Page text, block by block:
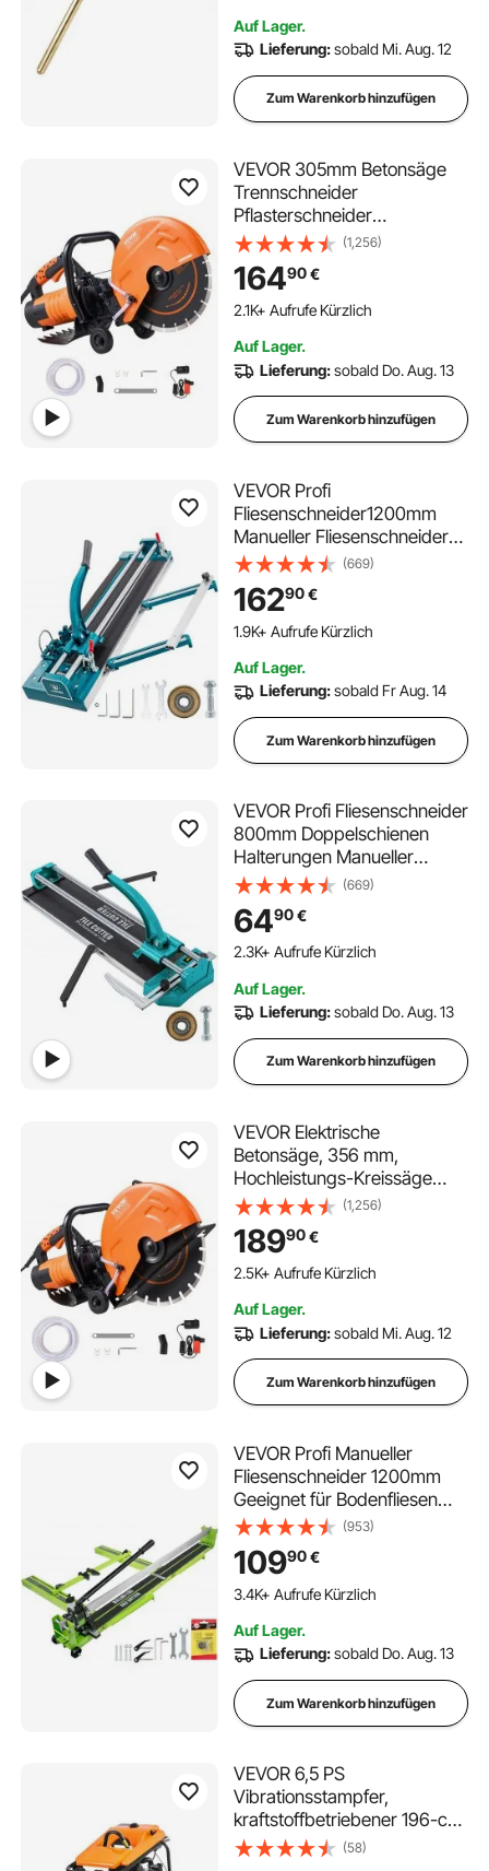
220 im Warenkorb
2.6K+ Aufrufe Kürzlich
Auf Lager.
Lieferung:sobald Mi. Aug. 12
Zum Warenkorb hinzufügen
VEVOR 305mm Betonsäge
Trennschneider
Pflasterschneider
Betonschneider 2800W
(1,256)
16490€
2.1K+ Aufrufe Kürzlich
Auf Lager.
Lieferung:sobald Do. Aug. 13
Zum Warenkorb hinzufügen
VEVOR Profi
Fliesenschneider1200mm
Manueller Fliesenschneider
3/5 Zoll Manuelle
Fliesenschneiderwerkzeuge
(669)
16290€
1.9K+ Aufrufe Kürzlich
Auf Lager.
Lieferung:sobald Fr Aug. 14
Zum Warenkorb hinzufügen
VEVOR Profi Fliesenschneider
800mm Doppelschienen
Halterungen Manueller
Fliesenschneider 3/5 Zoll
Kappe mit Präzisionslaser
Manuelle
(669)
6490€
123 im Warenkorb
123 im Warenkorb
2.3K+ Aufrufe Kürzlich
Auf Lager.
Lieferung:sobald Do. Aug. 13
Zum Warenkorb hinzufügen
VEVOR Elektrische
Betonsäge, 356 mm,
Hochleistungs-Kreissäge
2800 W, Schnitttiefe 127 mm,
Nass-/Trocken-
Scheibensäge mit
Wasserrohr, Wasserpumpe,
Ziegel
(1,256)
18990€
2.5K+ Aufrufe Kürzlich
Auf Lager.
Lieferung:sobald Mi. Aug. 12
Zum Warenkorb hinzufügen
VEVOR Profi Manueller
Fliesenschneider 1200mm
Geeignet für Bodenfliesen
aus Porzellan und Keramik 47
Zoll
(953)
10990€
111 im Warenkorb
111 im Warenkorb
3.4K+ Aufrufe Kürzlich
Auf Lager.
Lieferung:sobald Do. Aug. 13
Zum Warenkorb hinzufügen
VEVOR 6,5 PS
Vibrationsstampfer,
kraftstoffbetriebener 196-cc-
Motorstampfer, 1632 kg
(58)